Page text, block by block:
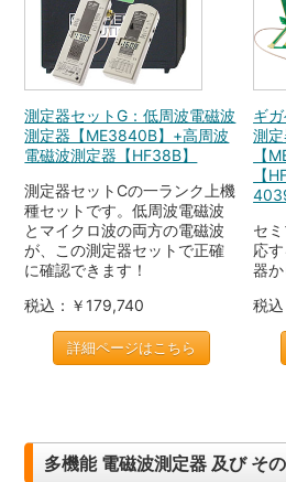
測定器セットG：低周波電磁波
測定器【ME3840B】+高周波
電磁波測定器【HF38B】
測定器セットCの一ランク上機
種セットです。低周波電磁波
とマイクロ波の両方の電磁波
が、この測定器セットで正確
に確認できます！
税込：￥179,740
詳細ページはこちら
ギ
測
【
【
セ
応
器か
税
多機能 電磁波測定器 及び そ